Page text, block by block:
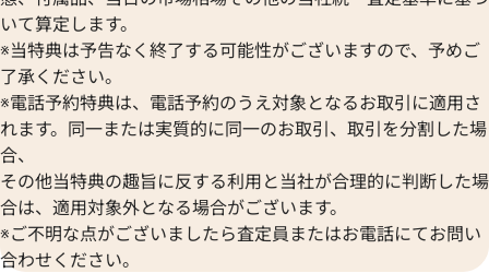
いて算定します。
※当特典は予告なく終了する可能性がございますので、予めご
了承ください。
※電話予約特典は、電話予約のうえ対象となるお取引に適用さ
れます。同一または実質的に同一のお取引、取引を分割した場
合、
その他当特典の趣旨に反する利用と当社が合理的に判断した場
合は、適用対象外となる場合がございます。
※ご不明な点がございましたら査定員またはお電話にてお問い
合わせください。